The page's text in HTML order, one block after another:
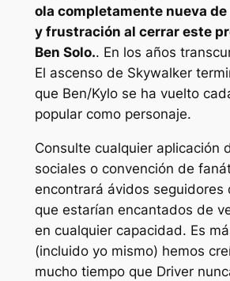
ola completamente nueva
y frustración al cerrar este
Ben Solo.. En los años
El ascenso de Skywalker
que Ben/Kylo se ha vuelto
popular como personaje.
Consulte cualquier aplicación
sociales o convención de
encontrará ávidos seguidores
que estarían encantados de
en cualquier capacidad. Es
(incluido yo mismo) hemos
mucho tiempo que Driver